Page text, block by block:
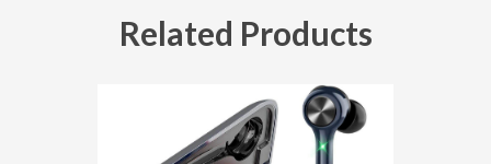
Related Products